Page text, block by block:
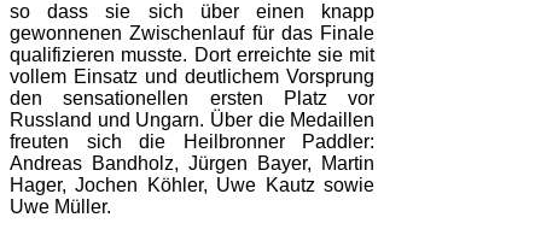
so dass sie sich über einen knapp
gewonnenen Zwischenlauf für das Finale
qualifizieren musste. Dort erreichte sie mit
vollem Einsatz und deutlichem Vorsprung
den sensationellen ersten Platz vor
Russland und Ungarn. Über die Medaillen
freuten sich die Heilbronner Paddler:
Andreas Bandholz, Jürgen Bayer, Martin
Hager, Jochen Köhler, Uwe Kautz sowie
Uwe Müller.